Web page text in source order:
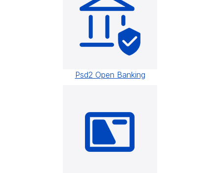
Psd2 Open Banking